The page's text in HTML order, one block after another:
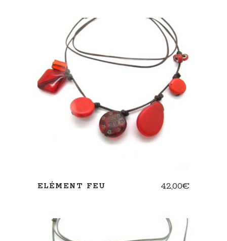
AJOUTER AU PANIER
ELÉMENT FEU 42,00€